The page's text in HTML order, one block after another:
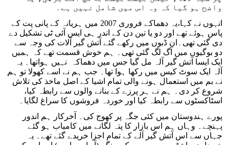
واضح ہو گیا کہ وہ اس میں شامل نہیں ہے۔
انہوں نے کہا،یہ دھماکے فروری 2007 میں ہریانہ کے پانی پت کے
پاس ہوئے تھے اور دو یا تین دن کے اندر ہی ایس آئی ٹی تشکیل دے
دی گئی تھی۔ان ڈبوں میں رکھے گئے آتش گیر آلات کی وجہ سے
دو بوگیوں میں آگ لگ گئی تھی۔ ہم خوش قسمت تھے کہ ہمیں
ایک ایسا آتش گیر آلہ مل گیا جس میں دھماکہ نہیں ہواتھا۔ یہ
آلہ ایک سوٹ کیس میں رکھا ہوا تھا۔ جب ہم نے اسے کھولا تو ہم
نے بم میں استعمال ہونے والی تمام اشیا کے اصل ماخذ کی تلاش
شروع کر دی۔ ہم نے ہر پرزے کے بنانے والوں سے رابطہ کیا،
اسٹاکسٹوں سے رابطہ کیا اور خوردہ فروشوں کا سراغ لگایا۔
پورے ہندوستان میں کئی جگہ پر کھوج کی۔ آخرکار ہم اندور
پہنچے۔ وہاں ہم اس بازار کا پتہ لگانے میں کامیاب ہو گئے
جہاں سے اس آتش گیر آلے کے تمام اجزا خریدے گئے تھے۔ یہ